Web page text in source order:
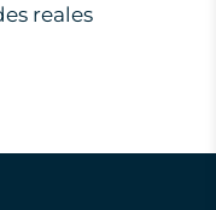
reales